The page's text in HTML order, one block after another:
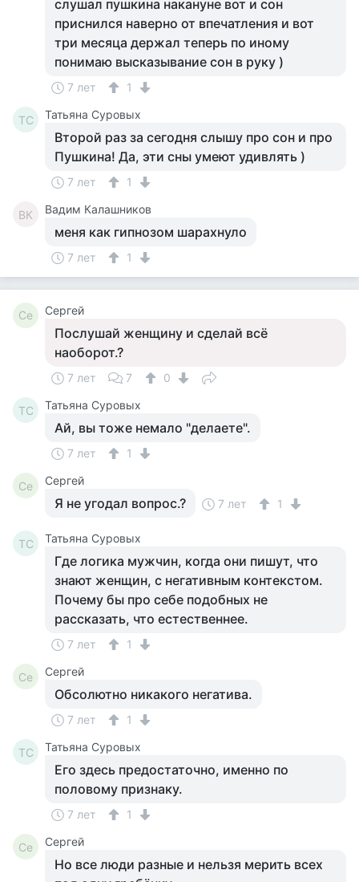
слушал пушкина накануне вот и сон
приснился наверно от впечатления и вот
три месяца держал теперь по иному
понимаю высказывание сон в руку )
7 лет 1
ТС Татьяна Суровых
Второй раз за сегодня слышу про сон и про
Пушкина! Да, эти сны умеют удивлять )
7 лет 1
ВК Вадим Калашников
меня как гипнозом шарахнуло
7 лет 1
Се Сергей
Послушай женщину и сделай всё
наоборот.?
7 лет 7 0
ТС Татьяна Суровых
Ай, вы тоже немало "делаете".
7 лет 1
Се Сергей
Я не угодал вопрос.? 7 лет 1
ТС Татьяна Суровых
Где логика мужчин, когда они пишут, что
знают женщин, с негативным контекстом.
Почему бы про себе подобных не
рассказать, что естественнее.
7 лет 1
Се Сергей
Обсолютно никакого негатива.
7 лет 1
ТС Татьяна Суровых
Его здесь предостаточно, именно по
половому признаку.
7 лет 1
Се Сергей
Но все люди разные и нельзя мерить всех